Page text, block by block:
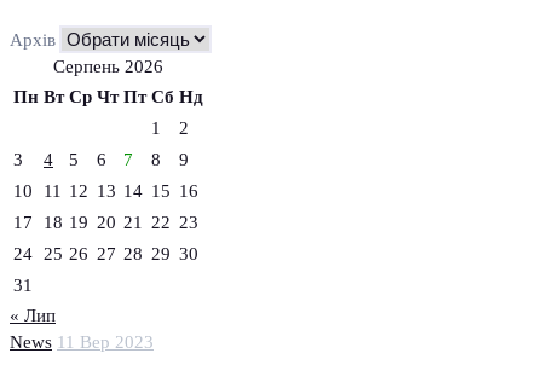
News 11 Вер 2023
Архів
Серпень 2026
Пн Вт Ср Чт Пт Сб Нд
1
2
3
4 5 6 7 8
9
10
11 12 13 14 15 16
17
18 19 20 21 22 23
24
25 26 27 28 29 30
31
« Лип